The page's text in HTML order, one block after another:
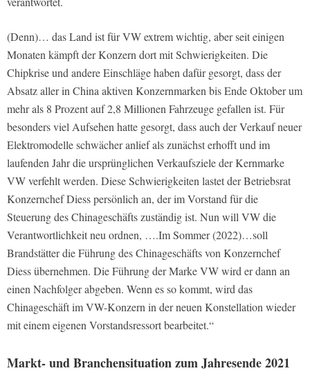
(Denn)… das Land ist für VW extrem wichtig, aber seit einigen
Monaten kämpft der Konzern dort mit Schwierigkeiten. Die
Chipkrise und andere Einschläge haben dafür gesorgt, dass der
Absatz aller in China aktiven Konzernmarken bis Ende Oktober um
mehr als 8 Prozent auf 2,8 Millionen Fahrzeuge gefallen ist. Für
besonders viel Aufsehen hatte gesorgt, dass auch der Verkauf neuer
Elektromodelle schwächer anlief als zunächst erhofft und im
laufenden Jahr die ursprünglichen Verkaufsziele der Kernmarke
VW verfehlt werden. Diese Schwierigkeiten lastet der Betriebsrat
Konzernchef Diess persönlich an, der im Vorstand für die
Steuerung des Chinageschäfts zuständig ist. Nun will VW die
Verantwortlichkeit neu ordnen, ….Im Sommer (2022)…soll
Brandstätter die Führung des Chinageschäfts von Konzernchef
Diess übernehmen. Die Führung der Marke VW wird er dann an
einen Nachfolger abgeben. Wenn es so kommt, wird das
Chinageschäft im VW-Konzern in der neuen Konstellation wieder
mit einem eigenen Vorstandsressort bearbeitet.“
Markt- und Branchensituation zum Jahresende 2021